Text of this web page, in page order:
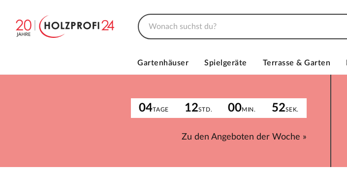
Gartenhäuser Spielgeräte Terrasse & Garten
04TAGE 12STD. 00MIN. 52SEK.
Zu den Angeboten der Woche »